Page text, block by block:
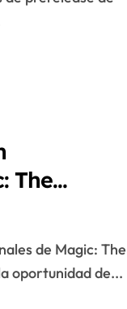
The
oportunidad de...